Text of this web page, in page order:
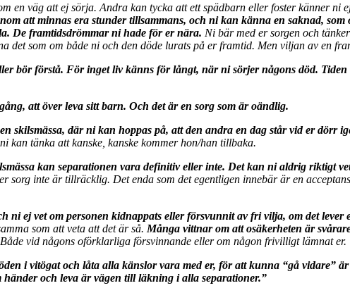
en väg att ej sörja. Andra kan tycka att ett spädbarn eller foster känner ni
att minnas era stunder tillsammans, och ni kan känna en saknad, som
De framtidsdrömmar ni hade för er nära. Ni bär med er sorgen och
som om både ni och den döde lurats på er framtid. Men viljan av en
bör förstå. För inget liv känns för långt, när ni sörjer någons död.
att över leva sitt barn. Och det är en sorg som är oändlig.
skilsmässa, där ni kan hoppas på, att den andra en dag står vid er dörr
tänka att kanske, kanske kommer hon/han tillbaka.
kan separationen vara definitiv eller inte. Det kan ni aldrig riktigt
sorg inte är tillräcklig. Det enda som det egentligen innebär är en
ej vet om personen kidnappats eller försvunnit av fri vilja, om det lever
som att veta att det är så. Många vittnar om att osäkerheten är
vid någons oförklarliga försvinnande eller om någon frivilligt lämnat er.
i vitögat och låta alla känslor vara med er, för att kunna “gå vidare”
och leva är vägen till läkning i alla separationer.”